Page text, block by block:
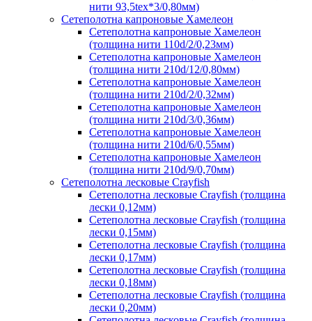
нити 93,5tex*3/0,80мм)
Сетеполотна капроновые Хамелеон
Сетеполотна капроновые Хамелеон
(толщина нити 110d/2/0,23мм)
Сетеполотна капроновые Хамелеон
(толщина нити 210d/12/0,80мм)
Сетеполотна капроновые Хамелеон
(толщина нити 210d/2/0,32мм)
Сетеполотна капроновые Хамелеон
(толщина нити 210d/3/0,36мм)
Сетеполотна капроновые Хамелеон
(толщина нити 210d/6/0,55мм)
Сетеполотна капроновые Хамелеон
(толщина нити 210d/9/0,70мм)
Сетеполотна лесковые Crayfish
Сетеполотна лесковые Crayfish (толщина
лески 0,12мм)
Сетеполотна лесковые Crayfish (толщина
лески 0,15мм)
Сетеполотна лесковые Crayfish (толщина
лески 0,17мм)
Сетеполотна лесковые Crayfish (толщина
лески 0,18мм)
Сетеполотна лесковые Crayfish (толщина
лески 0,20мм)